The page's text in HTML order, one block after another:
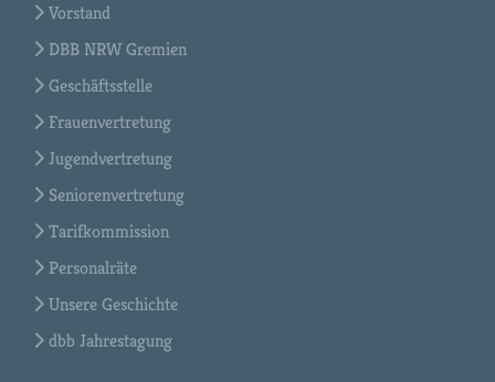
Vorstand
DBB NRW Gremien
Geschäftsstelle
Frauenvertretung
Jugendvertretung
Seniorenvertretung
Tarifkommission
Personalräte
Unsere Geschichte
dbb Jahrestagung